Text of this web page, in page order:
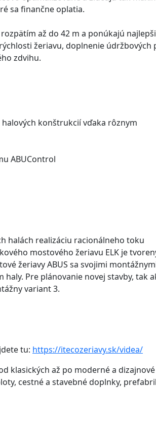
sa finančne oplatia.
až do 42 m a ponúkajú
žeriavu, doplnenie údržbových
zdvihu.
konštrukcií vďaka rôznym
ABUControl
halách realizáciu racionálneho toku
mostového žeriavu ELK je
žeriavy ABUS sa svojimi
Pre plánovanie novej stavby, tak
variant 3.
tu: https://itecozeriavy.sk/videa/
klasických až po moderné a
cestné a stavebné doplnky,